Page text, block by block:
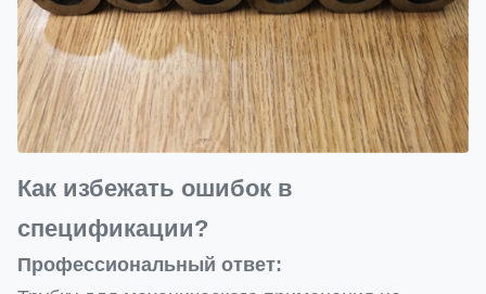
Как избежать ошибок в
спецификации?
Профессиональный ответ: